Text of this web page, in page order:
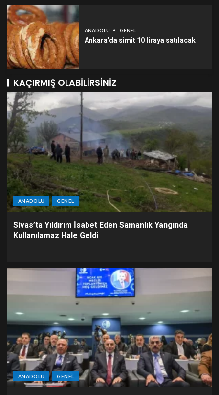
ANADOLU GENEL
Ankara’da simit 10 liraya satılacak
KAÇIRMIŞ OLABILIRSINIZ
ANADOLU GENEL
Sivas’ta Yıldırım İsabet Eden Samanlık Yangında
Kullanılamaz Hale Geldi
ANADOLU GENEL